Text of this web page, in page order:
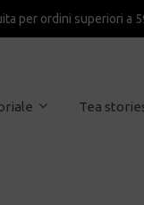
per ordini superiori a
Tea